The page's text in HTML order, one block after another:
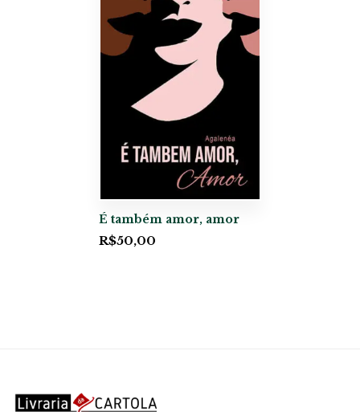
É também amor, amor
R$50,00